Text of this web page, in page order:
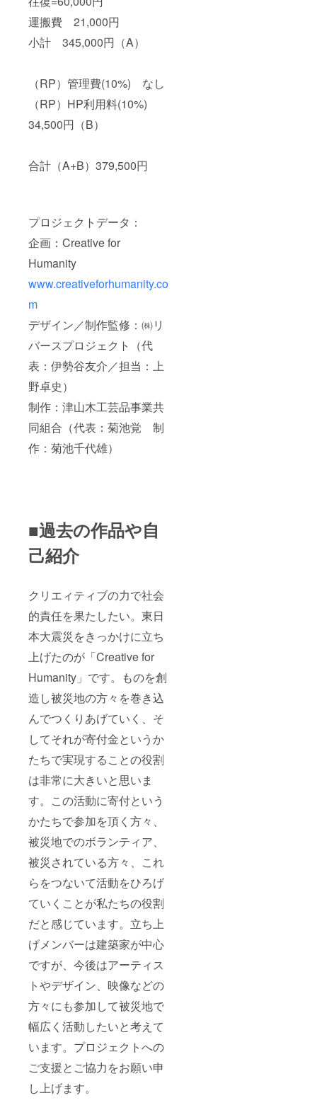
運搬費 21,000円
小計 345,000円（A）
（RP）管理費(10%) なし
（RP）HP利用料(10%)
34,500円（B）
合計（A+B）379,500円
プロジェクトデータ：
企画：Creative for
Humanity
www.creativeforhumanity.co
m
デザイン／制作監修：㈱リ
バースプロジェクト（代
表：伊勢谷友介／担当：上
野卓史）
制作：津山木工芸品事業共
同組合（代表：菊池覚 制
作：菊池千代雄）
■過去の作品や自
己紹介
クリエィティブの力で社会
的責任を果たしたい。東日
本大震災をきっかけに立ち
上げたのが「Creative for
Humanity」です。ものを創
造し被災地の方々を巻き込
んでつくりあげていく、そ
してそれが寄付金というか
たちで実現することの役割
は非常に大きいと思いま
す。この活動に寄付という
かたちで参加を頂く方々、
被災地でのボランティア、
被災されている方々、これ
らをつないて活動をひろげ
ていくことが私たちの役割
だと感じています。立ち上
げメンバーは建築家が中心
ですが、今後はアーティス
トやデザイン、映像などの
方々にも参加して被災地で
幅広く活動したいと考えて
います。プロジェクトへの
ご支援とご協力をお願い申
し上げます。